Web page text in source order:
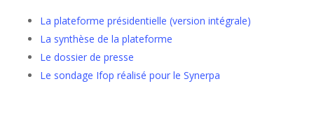
La plateforme présidentielle (version intégrale)
La synthèse de la plateforme
Le dossier de presse
Le sondage Ifop réalisé pour le Synerpa